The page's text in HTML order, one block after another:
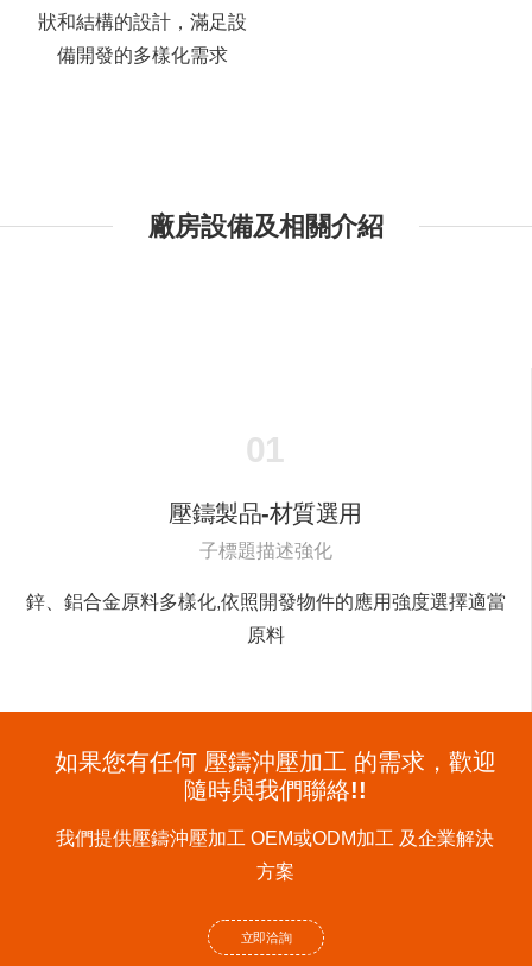
狀和結構的設計，滿足設
備開發的多樣化需求
廠房設備及相關介紹
01
壓鑄製品-材質選用
子標題描述強化
鋅、鋁合金原料多樣化,依照開發物件的應用強度選擇適當
原料
如果您有任何 壓鑄沖壓加工 的需求，歡迎
隨時與我們聯絡!!
我們提供壓鑄沖壓加工 OEM或ODM加工 及企業解決
方案
立即洽詢